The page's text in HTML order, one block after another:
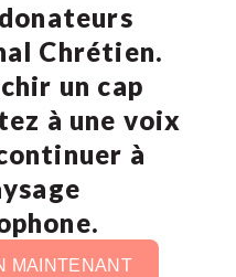
Chrétien.
un cap
à une voix
à
MAINTENANT